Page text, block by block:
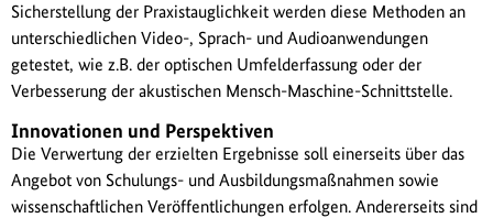
Sicherstellung der Praxistauglichkeit werden diese Methoden an
unterschiedlichen Video-, Sprach- und Audioanwendungen
getestet, wie z.B. der optischen Umfelderfassung oder der
Verbesserung der akustischen Mensch-Maschine-Schnittstelle.
Innovationen und Perspektiven
Die Verwertung der erzielten Ergebnisse soll einerseits über das
Angebot von Schulungs- und Ausbildungsmaßnahmen sowie
wissenschaftlichen Veröffentlichungen erfolgen. Andererseits sind